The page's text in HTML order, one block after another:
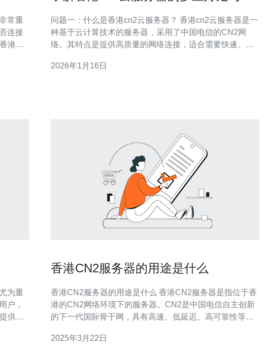
常重
连接
港服
统的
问题一：什么是香港cn2云服务器？ 香港cn2云服务器是一
种基于云计算技术的服务器，采用了中国电信的CN2网
络。其特点是提供高质量的网络连接，适合需要快速、稳
器具有更高的灵活性和可扩展性，可以随时根据需求调整
2026年1月16日
为重
户，
供了
自己
香港CN2服务器的用途是什么
香港CN2服务器的用途是什么 香港CN2服务器是指位于香
港的CN2网络环境下的服务器。CN2是中国电信自主创新
的下一代国际骨干网，具有高速、低延迟、高可靠性等特
2025年3月22日